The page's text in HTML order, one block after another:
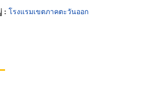
: โรงแรมเขตภาคตะวันออก